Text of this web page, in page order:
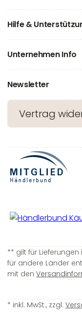
Hilfe &
Unternehmen Info
Newsletter
Vertrag
** gilt für
für andere Länder
mit den
* inkl. MwSt., zzgl.